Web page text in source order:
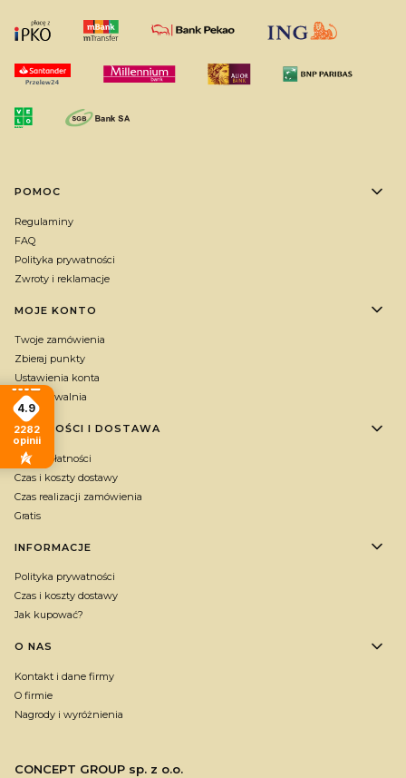
Linki w stopce
POMOC
Regulaminy
FAQ
Polityka prywatności
Zwroty i reklamacje
MOJE KONTO
Twoje zamówienia
Zbieraj punkty
Ustawienia konta
Przechowalnia
PŁATNOŚCI I DOSTAWA
Formy płatności
Czas i koszty dostawy
Czas realizacji zamówienia
Gratis
INFORMACJE
Polityka prywatności
Czas i koszty dostawy
Jak kupować?
O NAS
Kontakt i dane firmy
O firmie
Nagrody i wyróżnienia
CONCEPT GROUP sp. z o.o.
4.9
2282
opinii